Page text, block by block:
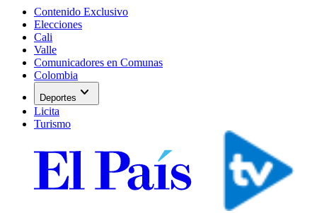
Contenido Exclusivo
Elecciones
Cali
Valle
Comunicadores en Comunas
Colombia
Deportes expand_more
Licita
Turismo